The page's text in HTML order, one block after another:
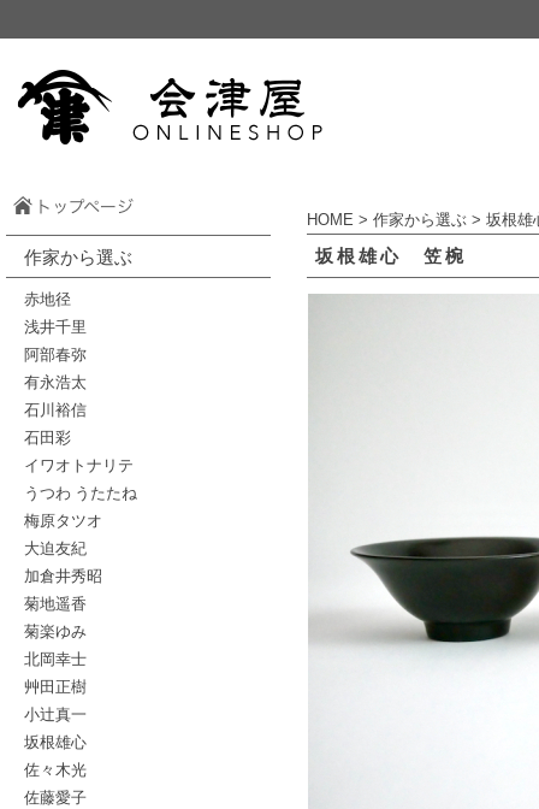
作家から選ぶ
赤地径
浅井千里
阿部春弥
有永浩太
石川裕信
石田彩
イワオトナリテ
うつわ うたたね
梅原タツオ
大迫友紀
加倉井秀昭
菊地遥香
菊楽ゆみ
北岡幸士
艸田正樹
小辻真一
坂根雄心
佐々木光
佐藤愛子
HOME > 作家から選ぶ > 坂根雄
坂根雄心 笠椀